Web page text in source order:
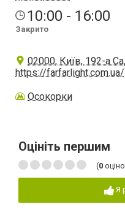
10:00 - 16:00
Закрито
02000, Київ, 192-а
https://farfarlight.com.ua/
Осокорки
Оцініть першим
(0
Я